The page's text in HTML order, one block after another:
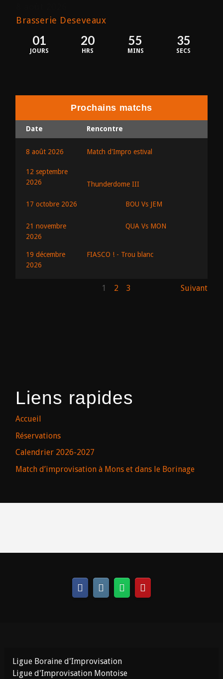
Brasserie Deseveaux
01
JOURS
20
HRS
55
MINS
34
SECS
Prochains matchs
Date Rencontre
8 août 2026 Match d'Impro estival
12 septembre
2026
Thunderdome III
17 octobre 2026 BOU Vs JEM
21 novembre
2026
QUA Vs MON
19 décembre
2026
FIASCO ! - Trou blanc
1 2 3 Suivant
Liens rapides
Accueil
Réservations
Calendrier 2026-2027
Match d’improvisation à Mons et dans le Borinage
Ligue Boraine d'Improvisation
Ligue d'Improvisation Montoise